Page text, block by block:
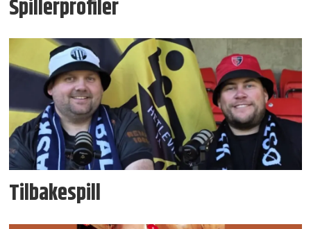
Spillerprofiler
Tilbakespill